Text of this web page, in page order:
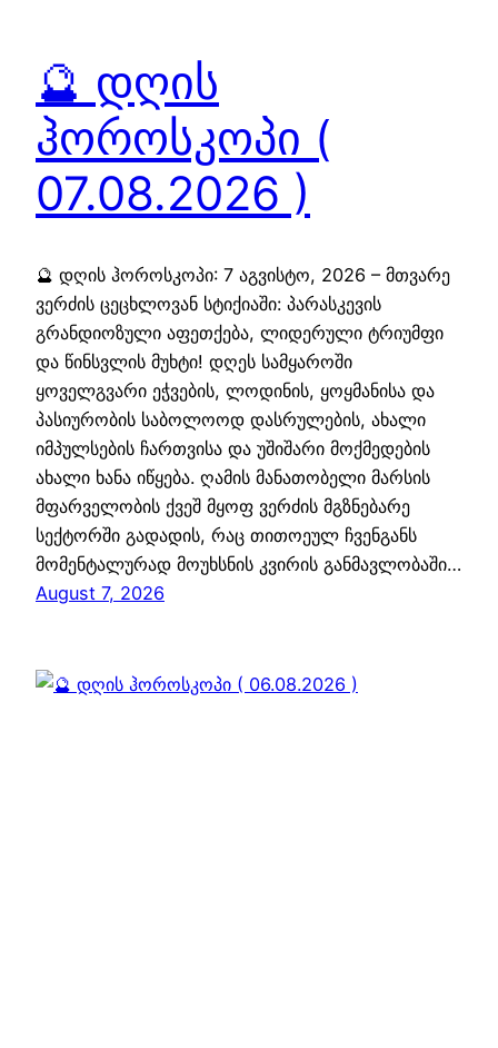
🔮 დღის
ჰოროსკოპი (
07.08.2026 )
🔮 დღის ჰოროსკოპი: 7 აგვისტო, 2026 – მთვარე
ვერძის ცეცხლოვან სტიქიაში: პარასკევის
გრანდიოზული აფეთქება, ლიდერული ტრიუმფი
და წინსვლის მუხტი! დღეს სამყაროში
ყოველგვარი ეჭვების, ლოდინის, ყოყმანისა და
პასიურობის საბოლოოდ დასრულების, ახალი
იმპულსების ჩართვისა და უშიშარი მოქმედების
ახალი ხანა იწყება. ღამის მანათობელი მარსის
მფარველობის ქვეშ მყოფ ვერძის მგზნებარე
სექტორში გადადის, რაც თითოეულ ჩვენგანს
მომენტალურად მოუხსნის კვირის განმავლობაში…
August 7, 2026